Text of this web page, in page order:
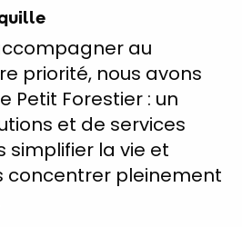
au
priorité, nous avons
Petit Forestier : un
et de services
simplifier la vie et
concentrer pleinement